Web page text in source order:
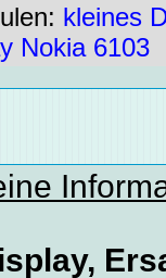
kleines
Nokia 6103